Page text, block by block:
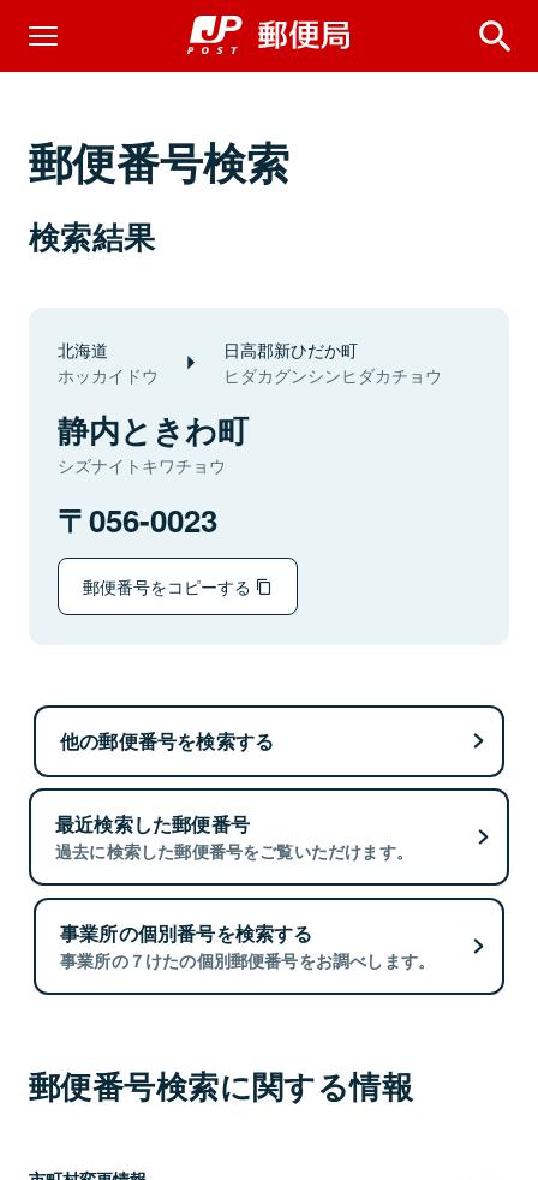
郵便番号検索
検索結果
北海道
ホッカイドウ
日高郡新ひだか町
ヒダカグンシンヒダカチョウ
静内ときわ町
シズナイトキワチョウ
056-0023
郵便番号をコピーする
他の郵便番号を検索する
最近検索した郵便番号
過去に検索した郵便番号をご覧いただけます。
事業所の個別番号を検索する
事業所の７けたの個別郵便番号をお調べします。
郵便番号検索に関する情報